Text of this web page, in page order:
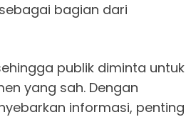
bagian dari
publik diminta untuk
yang sah. Dengan
informasi, penting